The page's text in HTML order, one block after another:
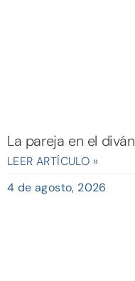
La pareja en el diván
LEER ARTÍCULO »
4 de agosto, 2026